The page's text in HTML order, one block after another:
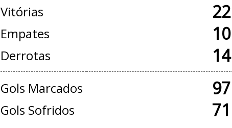
Vitórias 22
Empates 10
Derrotas 14
Gols Marcados 97
Gols Sofridos 71